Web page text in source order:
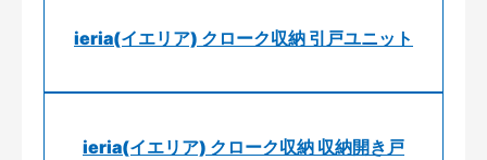
ieria(イエリア) クローク収納 引戸ユニット
ieria(イエリア) クローク収納 収納開き戸